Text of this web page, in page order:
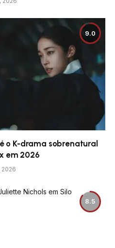
9.0
o K-drama sobrenatural
em 2026
2026
8.5